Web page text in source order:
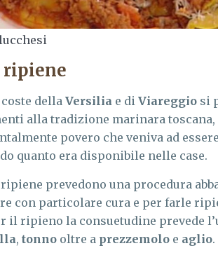
ripiene
della Versilia e di Viareggio si
alla tradizione marinara toscana,
povero che veniva ad
quanto era disponibile nelle case.
prevedono una procedura
con particolare cura e per farle
il ripieno la consuetudine prevede
, tonno oltre a prezzemolo e aglio